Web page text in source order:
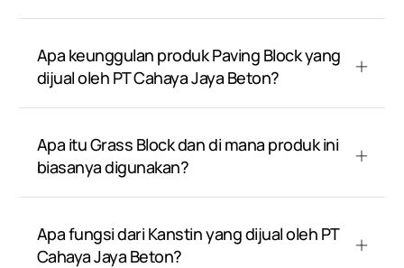
Apa keunggulan produk Paving Block yang
dijual oleh PT Cahaya Jaya Beton?
Apa itu Grass Block dan di mana produk ini
biasanya digunakan?
Apa fungsi dari Kanstin yang dijual oleh PT
Cahaya Jaya Beton?